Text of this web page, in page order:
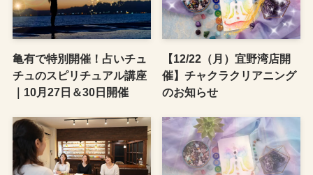
亀有で特別開催！占いチュ
チュのスピリチュアル講座
｜10月27日＆30日開催
【12/22（月）宜野湾店開
催】チャクラクリアニング
のお知らせ